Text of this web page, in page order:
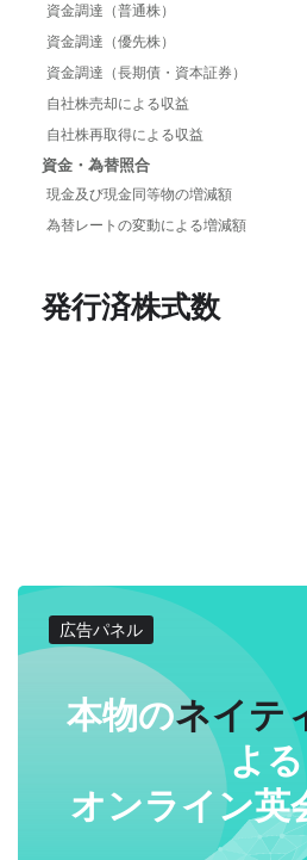
資金調達（普通株）
資金調達（優先株）
資金調達（長期債・資本証券）
自社株売却による収益
自社株再取得による収益
資金・為替照合
現金及び現金同等物の増減額
為替レートの変動による増減額
発行済株式数
広告パネル
本物のネイテ
よる
オンライン英